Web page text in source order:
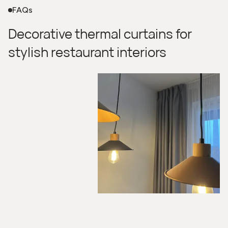
FAQs
Decorative thermal curtains for
stylish restaurant interiors